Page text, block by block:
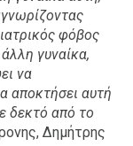
φόβος
γυναίκα,
να
αποκτήσει αυτή
δεκτό από το
Δημήτρης